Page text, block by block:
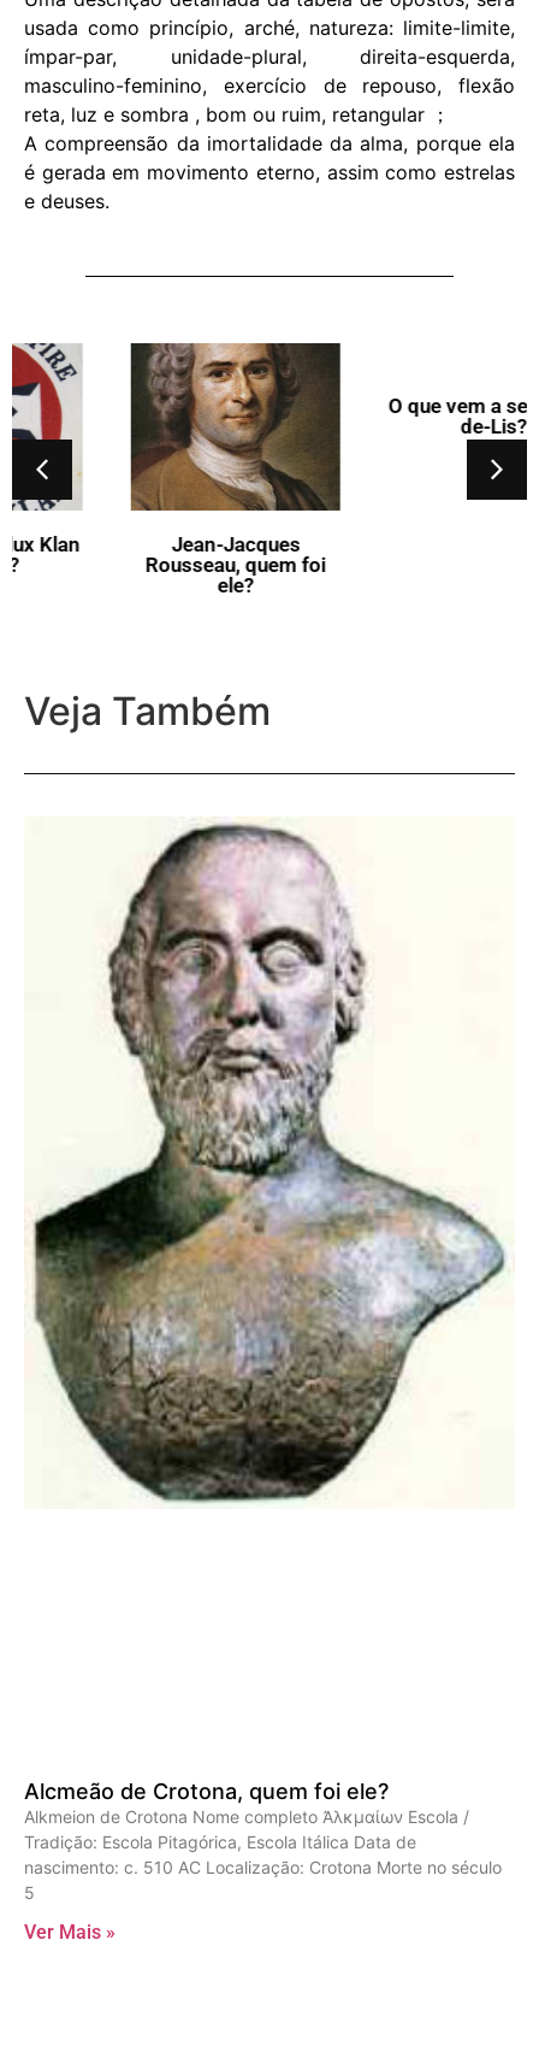
usada como princípio, arché, natureza: limite-limite,
ímpar-par, unidade-plural, direita-esquerda,
masculino-feminino, exercício de repouso, flexão
reta, luz e sombra , bom ou ruim, retangular ；
A compreensão da imortalidade da alma, porque ela
é gerada em movimento eterno, assim como estrelas
e deuses.
Jean-Jacques
Rousseau, quem foi
O que vem a ser a Flor-
Veja Também
Alcmeão de Crotona, quem foi ele?
Alkmeion de Crotona Nome completo Ἀλκμαίων Escola /
Tradição: Escola Pitagórica, Escola Itálica Data de
nascimento: c. 510 AC Localização: Crotona Morte no século
5
Ver Mais »